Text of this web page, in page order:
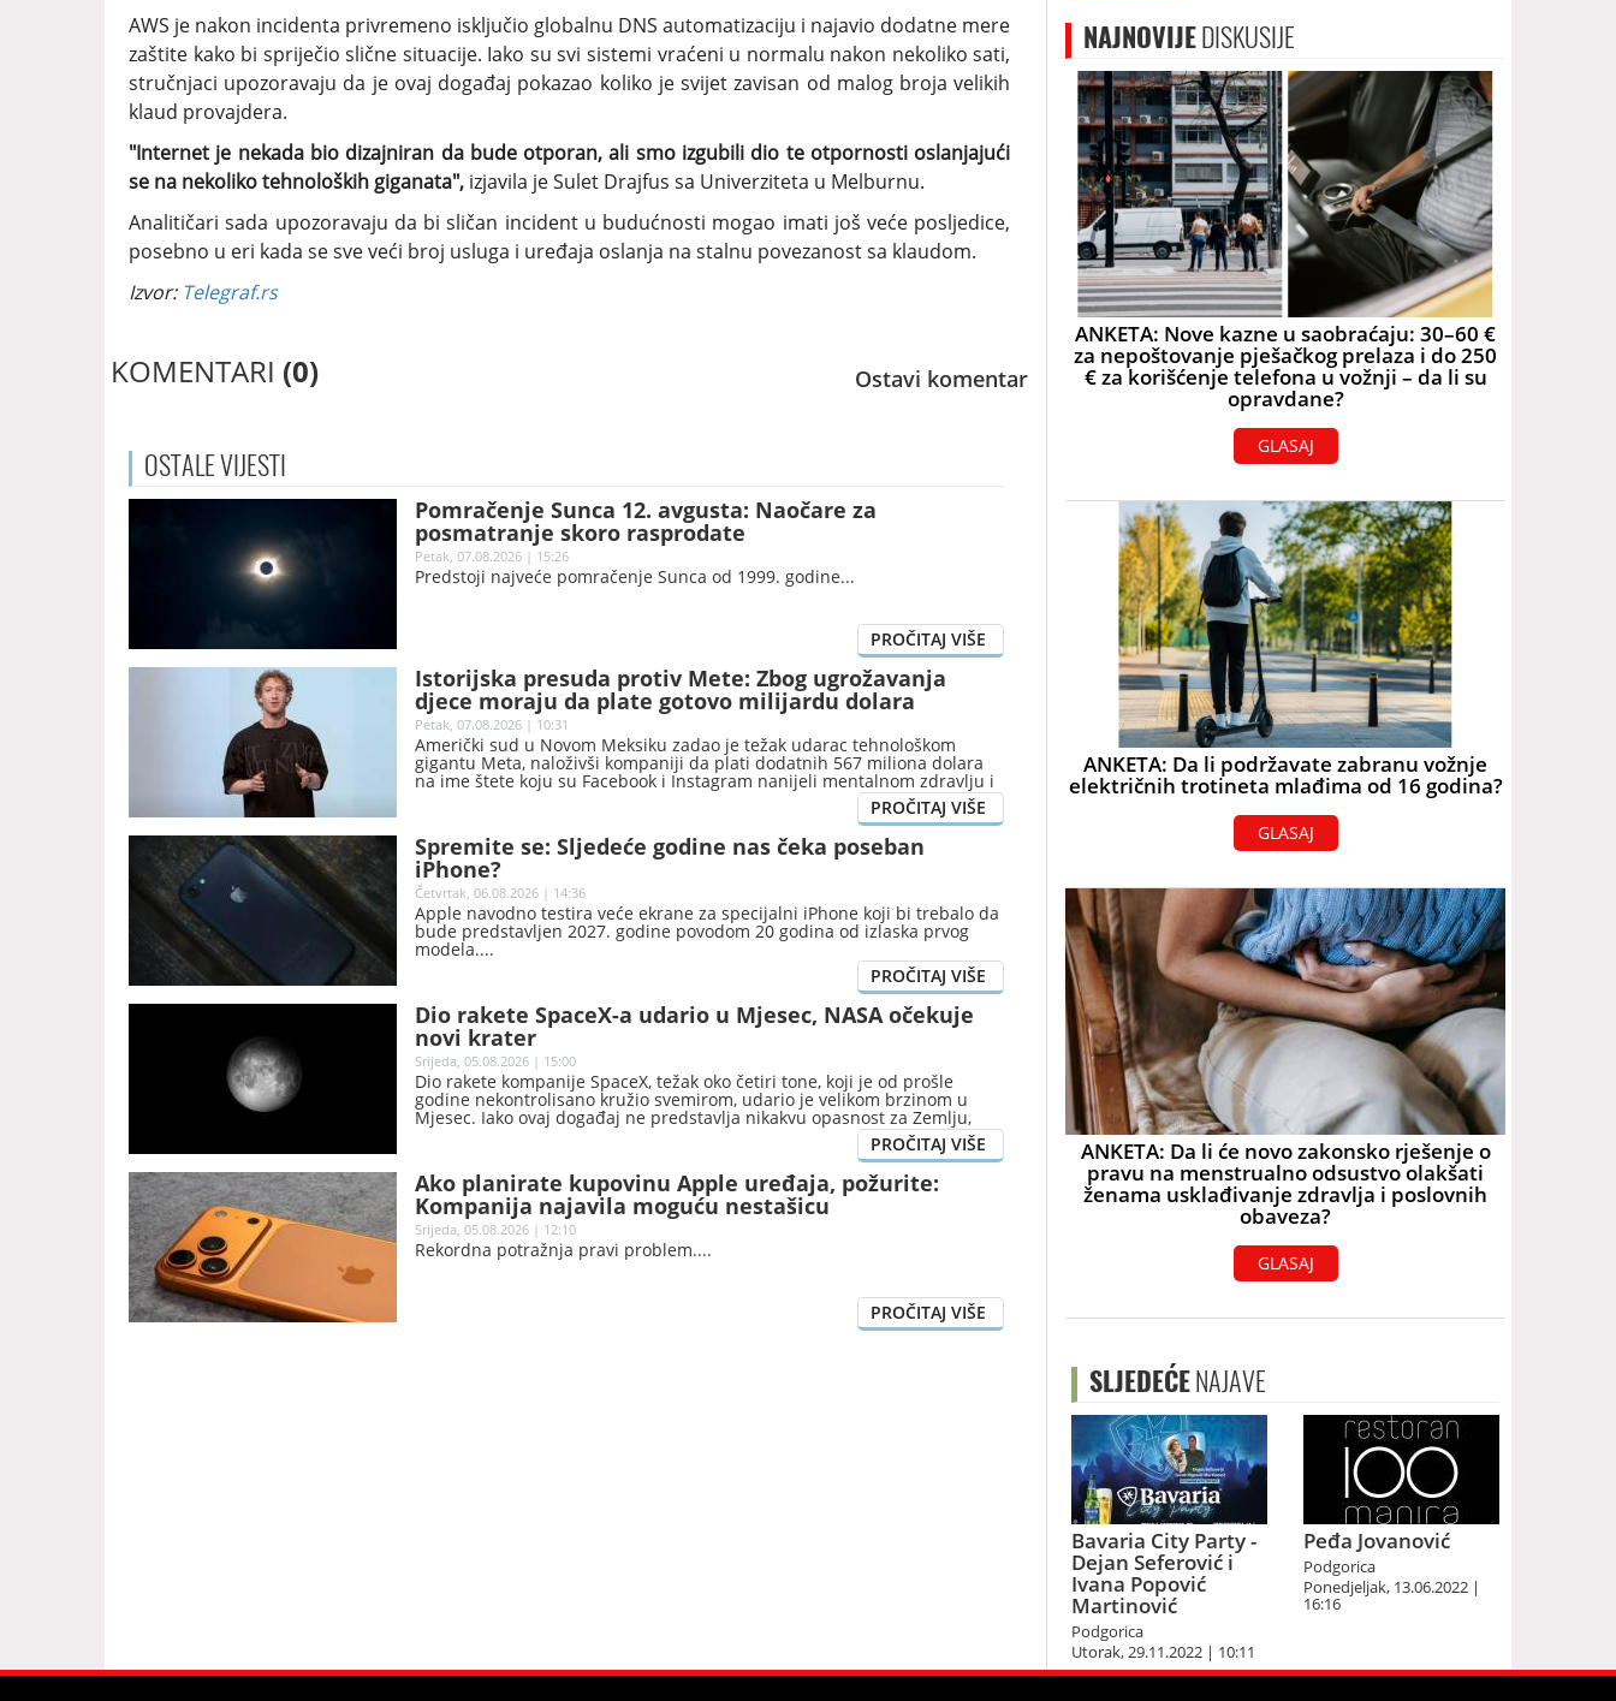
AWS je nakon incidenta privremeno isključio globalnu DNS automatizaciju i najavio dodatne mere
zaštite kako bi spriječio slične situacije. Iako su svi sistemi vraćeni u normalu nakon nekoliko sati,
stručnjaci upozoravaju da je ovaj događaj pokazao koliko je svijet zavisan od malog broja velikih
klaud provajdera.
"Internet je nekada bio dizajniran da bude otporan, ali smo izgubili dio te otpornosti oslanjajući
se na nekoliko tehnoloških giganata", izjavila je Sulet Drajfus sa Univerziteta u Melburnu.
Analitičari sada upozoravaju da bi sličan incident u budućnosti mogao imati još veće posljedice,
posebno u eri kada se sve veći broj usluga i uređaja oslanja na stalnu povezanost sa klaudom.
Izvor: Telegraf.rs
KOMENTARI (0) Ostavi komentar
OSTALEVIJESTI
Pomračenje Sunca 12. avgusta: Naočare za
posmatranje skoro rasprodate
Petak, 07.08.2026 | 15:26
Predstoji najveće pomračenje Sunca od 1999. godine
Istorijska presuda protiv Mete: Zbog ugrožavanja
djece moraju da plate gotovo milijardu dolara
Petak, 07.08.2026 | 10:31
Američki sud u Novom Meksiku zadao je težak udarac tehnološkom
gigantu Meta, naloživši kompaniji da plati dodatnih 567 miliona dolara
na ime štete koju su Facebook i Instagram nanijeli mentalnom zdravlju i
Spremite se: Sljedeće godine nas čeka poseban
iPhone?
Četvrtak, 06.08.2026 | 14:36
Apple navodno testira veće ekrane za specijalni iPhone koji bi trebalo da
bude predstavljen 2027. godine povodom 20 godina od izlaska prvog
modela.
Dio rakete SpaceX-a udario u Mjesec, NASA očekuje
novi krater
Srijeda, 05.08.2026 | 15:00
Dio rakete kompanije SpaceX, težak oko četiri tone, koji je od prošle
godine nekontrolisano kružio svemirom, udario je velikom brzinom u
Mjesec. Iako ovaj događaj ne predstavlja nikakvu opasnost za Zemlju,
naučnici očekuju da je na površini Zemljinog prirodnog satelita nastao
Ako planirate kupovinu Apple uređaja, požurite:
Kompanija najavila moguću nestašicu
Srijeda, 05.08.2026 | 12:10
Rekordna potražnja pravi problem.
NAJNOVIJEDISKUSIJE
ANKETA: Nove kazne u saobraćaju: 30–60 €
za nepoštovanje pješačkog prelaza i do 250
€ za korišćenje telefona u vožnji – da li su
opravdane?
GLASAJ
ANKETA: Da li podržavate zabranu vožnje
električnih trotineta mlađima od 16 godina?
GLASAJ
ANKETA: Da li će novo zakonsko rješenje o
pravu na menstrualno odsustvo olakšati
ženama usklađivanje zdravlja i poslovnih
obaveza?
GLASAJ
SLJEDEĆENAJAVE
Bavaria City Party -
Dejan Seferović i
Ivana Popović
Martinović
Podgorica
Utorak, 29.11.2022 | 10:11
Peđa Jovanović
Podgorica
Ponedjeljak, 13.06.2022 |
16:16